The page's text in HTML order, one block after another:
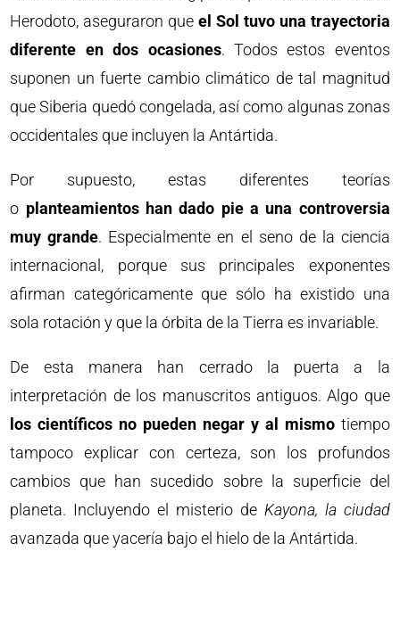
Herodoto, aseguraron queel Sol tuvo una trayectoria
diferente en dos ocasiones. Todos estos eventos
suponen un fuerte cambio climático de tal magnitud
que Siberia quedó congelada, así como algunas zonas
occidentales que incluyen la Antártida.
Por supuesto, estas diferentes teorías
o planteamientos han dado pie a una controversia
muy grande. Especialmente en el seno de la ciencia
internacional, porque sus principales exponentes
afirman categóricamente que sólo ha existido una
sola rotación y que la órbita de la Tierra es invariable.
De esta manera han cerrado la puerta a la
interpretación de los manuscritos antiguos. Algo que
los científicos no pueden negar y al mismo tiempo
tampoco explicar con certeza, son los profundos
cambios que han sucedido sobre la superficie del
planeta. Incluyendo el misterio de Kayona, la ciudad
avanzada que yacería bajo el hielo de la Antártida.